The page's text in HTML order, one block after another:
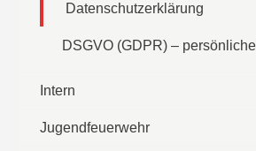
Datenschutzerklärung
DSGVO (GDPR) –
Intern
Jugendfeuerwehr